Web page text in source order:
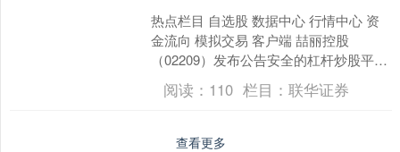
热点栏目 自选股 数据中心 行情中心 资
金流向 模拟交易 客户端 喆丽控股
（02209）发布公告安全的杠杆炒股平
台，本集团预期于截至2026年6月30日止
6个月....
阅读： 110 栏目：联华证券
查看更多